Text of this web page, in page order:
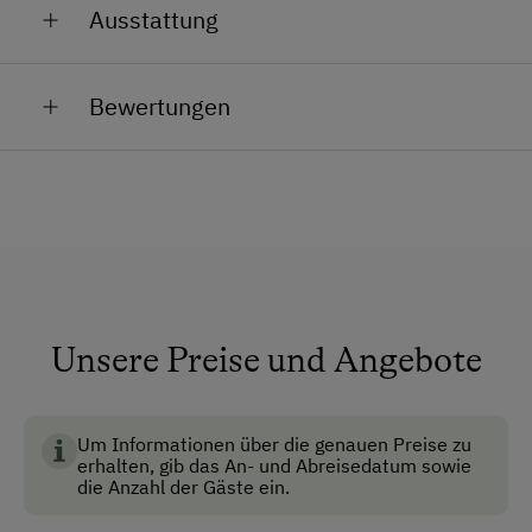
Weiters freut sich der Bauernladen in Murau auf ihren
bewirtschaften wir die Landwirtschaft mit
Unsere Jungrinder verbringen ihren Sommer rund um
die Wiedhupfhütte.
Ausstattung
Alle öffentlichen Bereiche sind
Nichtraucherzimmer
Anfahrtsmöglichkeiten
Auto
Bewertungen
Unsere Preise und Angebote
Um Informationen über die genauen Preise zu
erhalten, gib das An- und Abreisedatum sowie
die Anzahl der Gäste ein.